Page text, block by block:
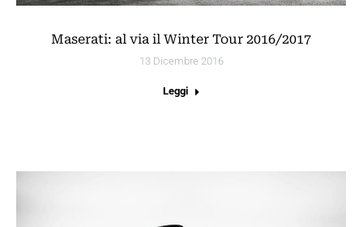
Maserati: al via il Winter Tour 2016/2017
13 Dicembre 2016
Leggi